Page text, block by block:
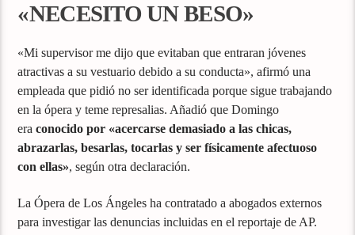
«NECESITO UN BESO»
«Mi supervisor me dijo que evitaban que entraran jóvenes
atractivas a su vestuario debido a su conducta», afirmó una
empleada que pidió no ser identificada porque sigue trabajando
en la ópera y teme represalias. Añadió que Domingo
eraconocido por «acercarse demasiado a las chicas,
abrazarlas, besarlas, tocarlas y ser físicamente afectuoso
con ellas», según otra declaración.
La Ópera de Los Ángeles ha contratado a abogados externos
para investigar las denuncias incluidas en el reportaje de AP.